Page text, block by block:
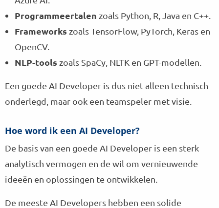
Programmeertalen zoals Python, R, Java en C++.
Frameworks zoals TensorFlow, PyTorch, Keras en
OpenCV.
NLP-tools zoals SpaCy, NLTK en GPT-modellen.
Een goede AI Developer is dus niet alleen technisch
onderlegd, maar ook een teamspeler met visie.
Hoe word ik een AI Developer?
De basis van een goede AI Developer is een sterk
analytisch vermogen en de wil om vernieuwende
ideeën en oplossingen te ontwikkelen.
De meeste AI Developers hebben een solide